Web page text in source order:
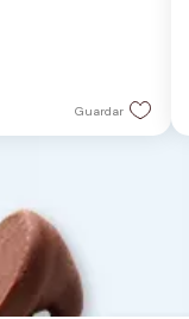
Guardar